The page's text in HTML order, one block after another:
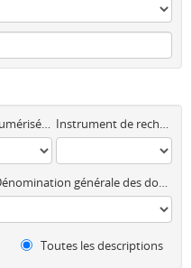
Document numérisé disponible Instrument de recherche
Dénomination générale des documents
Toutes les descriptions